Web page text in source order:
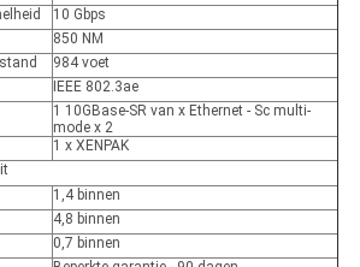
10 Gbps
850 NM
984 voet
IEEE 802.3ae
1 10GBase-SR van x Ethernet - Sc multi-
mode x 2
1 x XENPAK
1,4 binnen
4,8 binnen
0,7 binnen